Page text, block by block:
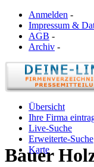
Anmelden -
Impressum &
AGB -
Archiv -
Übersicht
Ihre Firma
Live-Suche
Erweiterte-Suche
Karte
Bauer